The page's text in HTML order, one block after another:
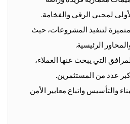
لمحبي الرقي والفخامة.
لتنفيذ المشروعات، حيث
الرئيسية.
التي يبحث عنها العملاء،
عدد من المستثمرين.
والتأسيس واتباع معايير الأمن